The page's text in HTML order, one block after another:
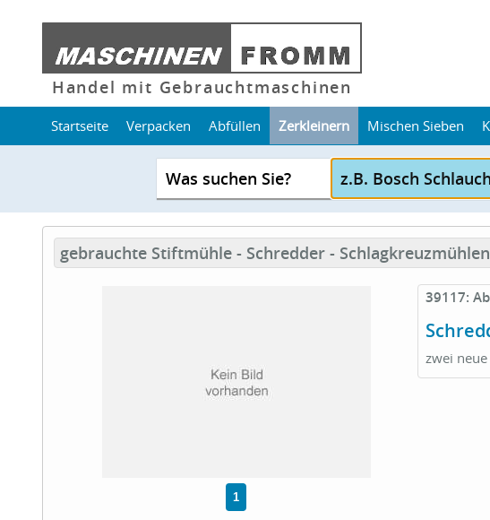
Handel mit Gebrauchtmaschinen
Startseite Verpacken Abfüllen Zerkleinern Mischen Sieben
Was suchen Sie?
gebrauchte Stiftmühle - Schredder - Schlagkreuzmühlen
1
39117:
zwei